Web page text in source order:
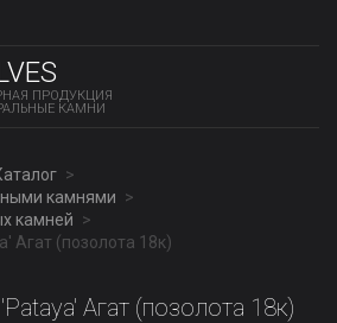
ПРОДУКЦИЯ
КАМНИ
камнями
камней
Агат (позолота 18к)
Агат (позолота 18к)